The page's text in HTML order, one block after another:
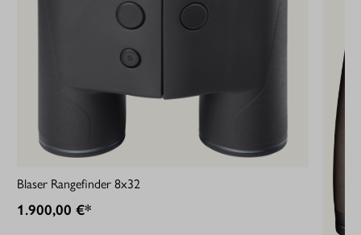
Blaser Rangefinder 8x32
1.900,00 €*